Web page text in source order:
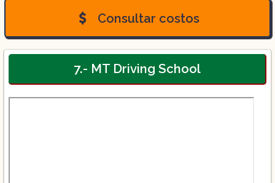
Consultar costos
7.- MT Driving School